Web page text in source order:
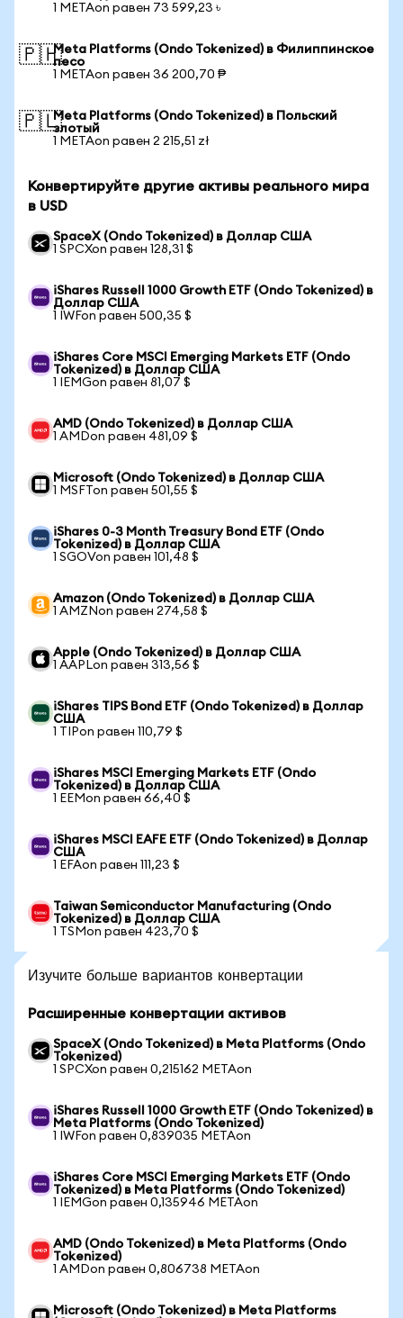
1 METAon равен 73 599,23 ৳
🇵🇭Meta Platforms (Ondo Tokenized) в Филиппинское
песо
1 METAon равен 36 200,70 ₱
🇵🇱Meta Platforms (Ondo Tokenized) в Польский
злотый
1 METAon равен 2 215,51 zł
Конвертируйте другие активы реального мира
в USD
SpaceX (Ondo Tokenized) в Доллар США
1 SPCXon равен 128,31 $
iShares Russell 1000 Growth ETF (Ondo Tokenized) в
Доллар США
1 IWFon равен 500,35 $
iShares Core MSCI Emerging Markets ETF (Ondo
Tokenized) в Доллар США
1 IEMGon равен 81,07 $
AMD (Ondo Tokenized) в Доллар США
1 AMDon равен 481,09 $
Microsoft (Ondo Tokenized) в Доллар США
1 MSFTon равен 501,55 $
iShares 0-3 Month Treasury Bond ETF (Ondo
Tokenized) в Доллар США
1 SGOVon равен 101,48 $
Amazon (Ondo Tokenized) в Доллар США
1 AMZNon равен 274,58 $
Apple (Ondo Tokenized) в Доллар США
1 AAPLon равен 313,56 $
iShares TIPS Bond ETF (Ondo Tokenized) в Доллар
США
1 TIPon равен 110,79 $
iShares MSCI Emerging Markets ETF (Ondo
Tokenized) в Доллар США
1 EEMon равен 66,40 $
iShares MSCI EAFE ETF (Ondo Tokenized) в Доллар
США
1 EFAon равен 111,23 $
Taiwan Semiconductor Manufacturing (Ondo
Tokenized) в Доллар США
1 TSMon равен 423,70 $
Изучите больше вариантов конвертации
Расширенные конвертации активов
SpaceX (Ondo Tokenized) в Meta Platforms (Ondo
Tokenized)
1 SPCXon равен 0,215162 METAon
iShares Russell 1000 Growth ETF (Ondo Tokenized) в
Meta Platforms (Ondo Tokenized)
1 IWFon равен 0,839035 METAon
iShares Core MSCI Emerging Markets ETF (Ondo
Tokenized) в Meta Platforms (Ondo Tokenized)
1 IEMGon равен 0,135946 METAon
AMD (Ondo Tokenized) в Meta Platforms (Ondo
Tokenized)
1 AMDon равен 0,806738 METAon
Microsoft (Ondo Tokenized) в Meta Platforms